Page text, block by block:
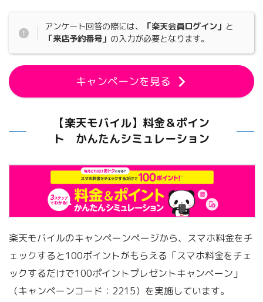
アンケート回答の際には、 「楽天会員ログイン」 と
「来店予約番号」 の入力が必要となります。
キャンペーンを見る
【楽天モバイル】料金＆ポイン
ト かんたんシミュレーション
楽天モバイルのキャンペーンページから、スマホ料金をチ
ェックすると100ポイントがもらえる「スマホ料金をチェ
ックするだけで100ポイントプレゼントキャンペーン」
（キャンペーンコード：2215）を実施しています。